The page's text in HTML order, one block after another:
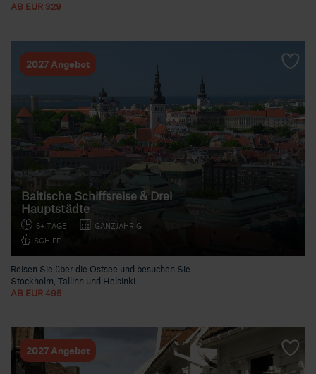
AB EUR 329
2027 Angebot
Baltische Schiffsreise & Drei
Hauptstädte
6+ TAGE
GANZJÄHRIG
SCHIFF
Reisen Sie über die Ostsee und besuchen Sie
Stockholm, Tallinn und Helsinki.
AB EUR 495
2027 Angebot